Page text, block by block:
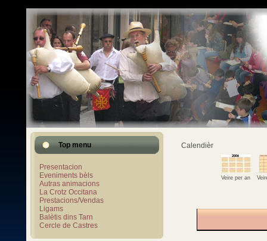
Top menu
Presentacion
Eveniments bèls
Autras animacions
La Crotz Occitana
Prestacions/Vendas
Ligams
Balètis dins Tarn
Cercle de Castres
Calendièr
Veire per an